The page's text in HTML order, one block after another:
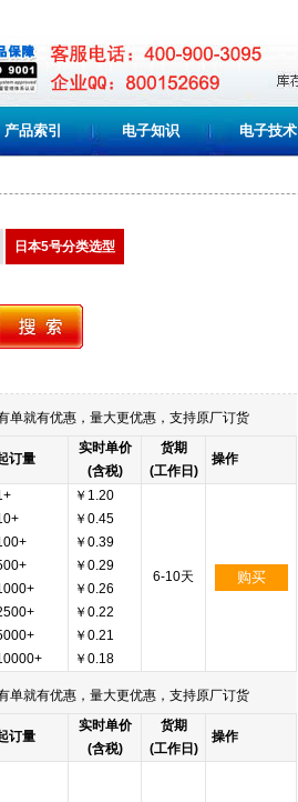
产品索引 电子知识 电子技术
日本5号分类选型
就有优惠，量大更优惠，支持原厂订货
订量
实时单价
(含税)
货期
(工作日)
操作
￥1.20
￥0.45
￥0.39
￥0.29
￥0.26
￥0.22
￥0.21
￥0.18
6-10天 购买
就有优惠，量大更优惠，支持原厂订货
订量
实时单价
(含税)
货期
(工作日)
操作